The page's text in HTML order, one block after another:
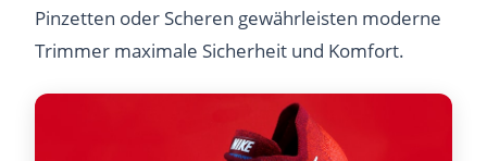
Pinzetten oder Scheren gewährleisten moderne
Trimmer maximale Sicherheit und Komfort.